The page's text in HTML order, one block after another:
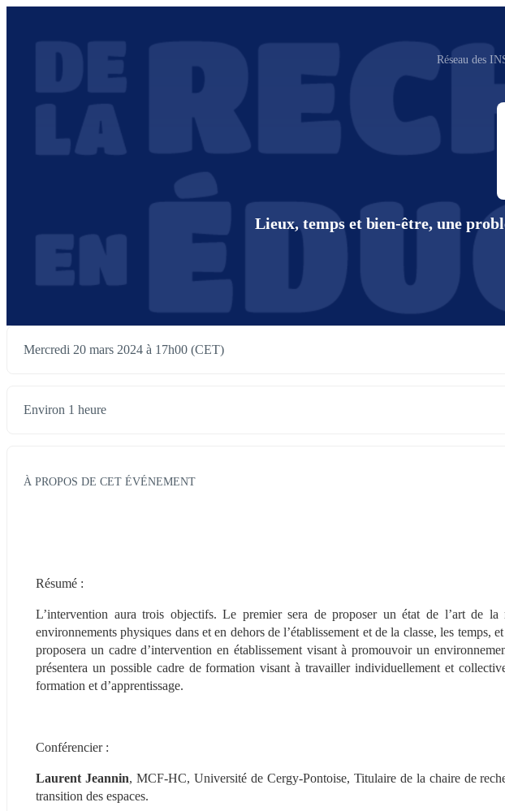
Réseau des
Lieux, temps et bien-être, une
Mercredi 20 mars 2024 à 17h00 (CET)
Environ 1 heure
À PROPOS DE CET ÉVÉNEMENT
Résumé :
L’intervention aura trois objectifs. Le premier sera de proposer un état de l’art de
environnements physiques dans et en dehors de l’établissement et de la classe, les temps,
proposera un cadre d’intervention en établissement visant à promouvoir un
présentera un possible cadre de formation visant à travailler individuellement et
formation et d’apprentissage.
Conférencier :
Laurent Jeannin, MCF-HC, Université de Cergy-Pontoise, Titulaire de la chaire de
transition des espaces.